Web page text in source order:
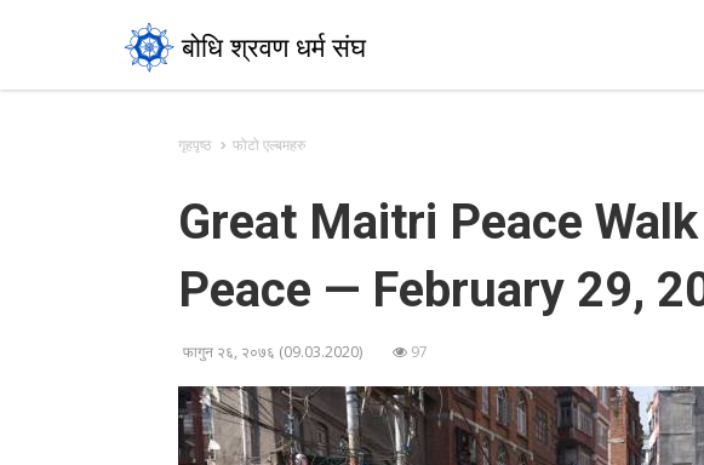
बोधि श्रवण धर्म संघ
गृहपृष्ठ फोटो एल्बमहरु
Great Maitri Peace
Peace — February 29,
फागुन २६, २०७६ (09.03.2020) 97